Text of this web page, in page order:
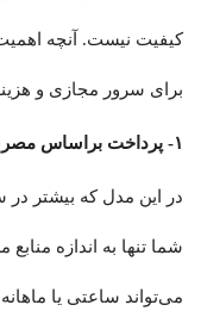
کیفیت نیست. آنچه
برای سرور مجازی و
۱- پرداخت براساس مصرف (Pay-as-you-go)
شما تنها به اندازه
می‌تواند ساعتی یا